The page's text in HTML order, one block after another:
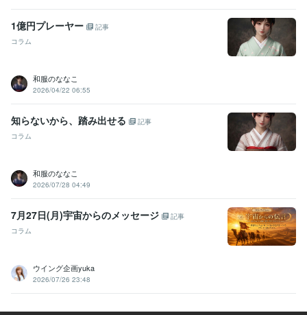
1億円プレーヤー
記事
コラム
和服のななこ
2026/04/22 06:55
知らないから、踏み出せる
記事
コラム
和服のななこ
2026/07/28 04:49
7月27日(月)宇宙からのメッセージ
記事
コラム
ウイング企画yuka
2026/07/26 23:48